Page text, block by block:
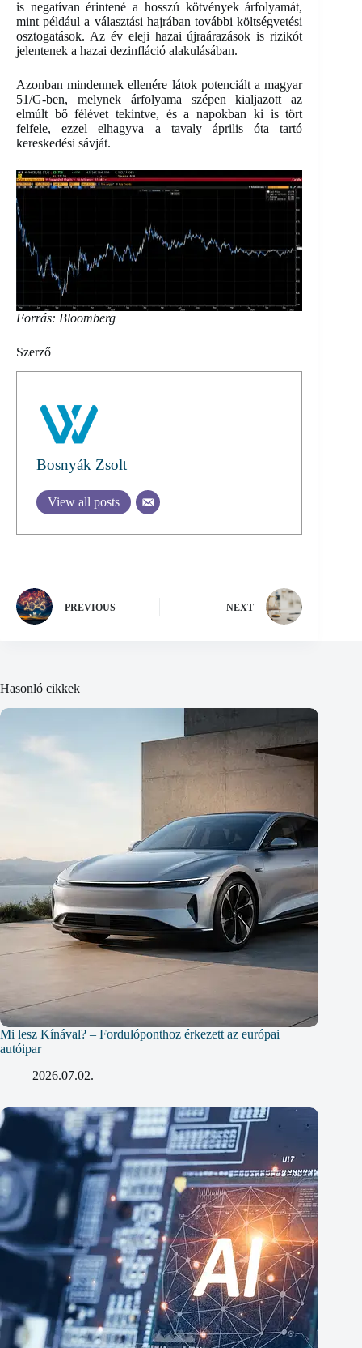
is negatívan érintené a hosszú kötvények árfolyamát,
mint például a választási hajrában további költségvetési
osztogatások. Az év eleji hazai újraárazások is rizikót
jelentenek a hazai dezinfláció alakulásában.
Azonban mindennek ellenére látok potenciált a magyar
51/G-ben, melynek árfolyama szépen kialjazott az
elmúlt bő félévet tekintve, és a napokban ki is tört
felfele, ezzel elhagyva a tavaly április óta tartó
kereskedési sávját.
Forrás: Bloomberg
Szerző
Bosnyák Zsolt
View all posts
PREVIOUS NEXT
Hasonló cikkek
Mi lesz Kínával? – Fordulóponthoz érkezett az európai
autóipar
2026.07.02.